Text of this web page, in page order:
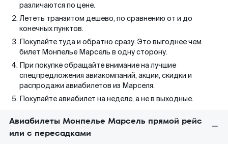
различаются по цене.
Лететь транзитом дешево, по сравнению от и до
конечных пунктов.
Покупайте туда и обратно сразу. Это выгоднее чем
билет Монпелье Марсель в одну сторону.
При покупке обращайте внимание на лучшие
спецпредложения авиакомпаний, акции, скидки и
распродажи авиабилетов из Марселя.
Покупайте авиабилет на неделе, а не в выходные.
Авиабилеты Монпелье Марсель прямой рейс
или с пересадками